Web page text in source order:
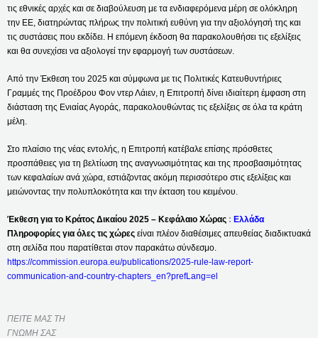
τις εθνικές αρχές και σε διαβούλευση με τα ενδιαφερόμενα μέρη σε ολόκληρη
την ΕΕ, διατηρώντας πλήρως την πολιτική ευθύνη για την αξιολόγησή της και
τις συστάσεις που εκδίδει. Η επόμενη έκδοση θα παρακολουθήσει τις εξελίξεις
και θα συνεχίσει να αξιολογεί την εφαρμογή των συστάσεων.
Από την Έκθεση του 2025 και σύμφωνα με τις Πολιτικές Κατευθυντήριες
Γραμμές της Προέδρου Φον ντερ Λάιεν, η Επιτροπή δίνει ιδιαίτερη έμφαση στη
διάσταση της Ενιαίας Αγοράς, παρακολουθώντας τις εξελίξεις σε όλα τα κράτη
μέλη.
Στο πλαίσιο της νέας εντολής, η Επιτροπή κατέβαλε επίσης πρόσθετες
προσπάθειες για τη βελτίωση της αναγνωσιμότητας και της προσβασιμότητας
των κεφαλαίων ανά χώρα, εστιάζοντας ακόμη περισσότερο στις εξελίξεις και
μειώνοντας την πολυπλοκότητα και την έκταση του κειμένου.
Έκθεση για το Κράτος Δικαίου 2025 – Κεφάλαιο Χώρας : Ελλάδα
Πληροφορίες για όλες τις χώρες είναι πλέον διαθέσιμες απευθείας διαδικτυακά
στη σελίδα που παρατίθεται στον παρακάτω σύνδεσμο.
https://commission.europa.eu/publications/2025-rule-law-report-
communication-and-country-chapters_en?prefLang=el
ΠΕΙΤΕ ΜΑΣ ΤΗ
ΓΝΩΜΗ ΣΑΣ